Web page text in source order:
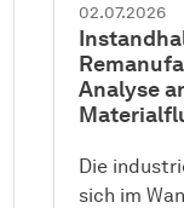
02.07.2026
Analyse
Die
sich im